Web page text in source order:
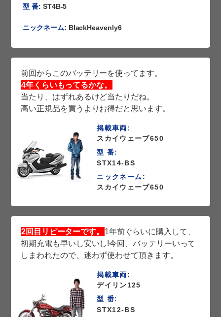
型 番: ST4B-5
ニックネーム: BlackHeavenly6
前回からこのバッテリーを使ってます。
4年くらいもってるかな。
当たり、はずれあるけど当たりだね。
高い正規品を買うよりお得だと思います。
掲載車両:
スカイウェーブ650
型 番:
STX14-BS
ニックネーム :
スカイウェーブ650
2回目リピーターです。
1年前ぐらいに購入して、
初期充電も早いし安いし!今回、バッテリーいって
しまわれたので、迷わず使わせて頂きます。
掲載車両:
デイリン125
型 番:
STX12-BS